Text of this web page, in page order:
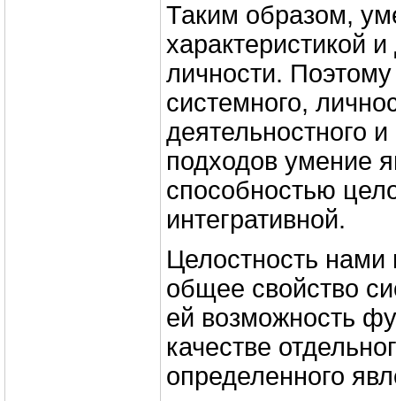
Таким образом,
характеристикой
личности.
системного,
деятельностного
подходов умение
способностью
интегративной.
Целостность нами
общее свойство
ей возможность
качестве
определенного